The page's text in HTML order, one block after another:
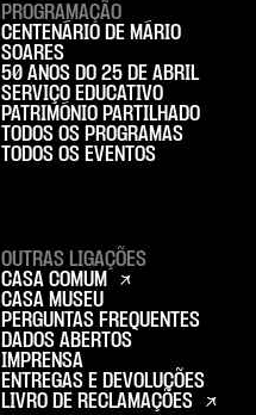
PROGRAMAÇÃO
CENTENÁRIO DE MÁRIO
SOARES
50 ANOS DO 25 DE ABRIL
SERVIÇO EDUCATIVO
PATRIMÓNIO PARTILHADO
TODOS OS PROGRAMAS
TODOS OS EVENTOS
OUTRAS LIGAÇÕES
CASA COMUM
CASA MUSEU
PERGUNTAS FREQUENTES
DADOS ABERTOS
IMPRENSA
ENTREGAS E DEVOLUÇÕES
LIVRO DE RECLAMAÇÕES